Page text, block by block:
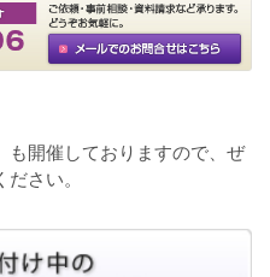
も開催しておりますので、ぜ
さい。